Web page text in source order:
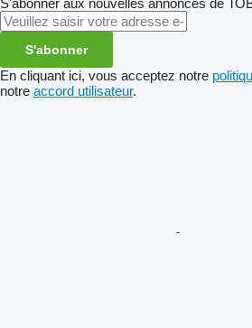
S'abonner aux nouvelles annonces de
S'abonner
En cliquant ici, vous acceptez notre
notre accord utilisateur.